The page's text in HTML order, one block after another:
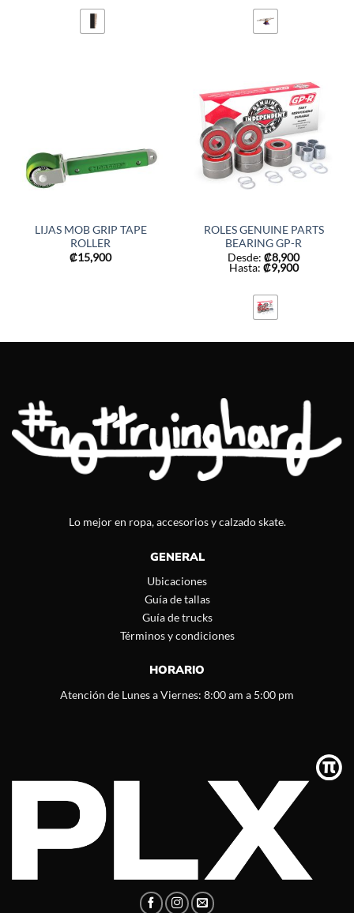
LIJAS MOB GRIP TAPE
ROLLER
₡15,900
ROLES GENUINE PARTS
BEARING GP-R
Desde: ₡8,900
Hasta: ₡9,900
Lo mejor en ropa, accesorios y calzado skate.
GENERAL
Ubicaciones
Guía de tallas
Guía de trucks
Términos y condiciones
HORARIO
Atención de Lunes a Viernes: 8:00 am a 5:00 pm